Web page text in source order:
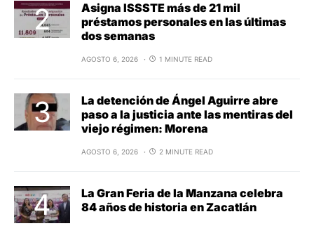
Asigna ISSSTE más de 21 mil
préstamos personales en las últimas
dos semanas
AGOSTO 6, 2026 1 MINUTE READ
La detención de Ángel Aguirre abre
paso a la justicia ante las mentiras del
viejo régimen: Morena
AGOSTO 6, 2026 2 MINUTE READ
La Gran Feria de la Manzana celebra
84 años de historia en Zacatlán